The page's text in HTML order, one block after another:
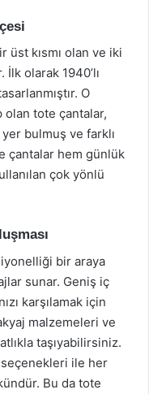
üst kısmı olan ve iki
olarak 1940’lı
O
tote çantalar,
bulmuş ve farklı
çantalar hem günlük
çok yönlü
bir araya
sunar. Geniş iç
karşılamak için
malzemeleri ve
taşıyabilirsiniz.
seçenekleri ile her
Bu da tote